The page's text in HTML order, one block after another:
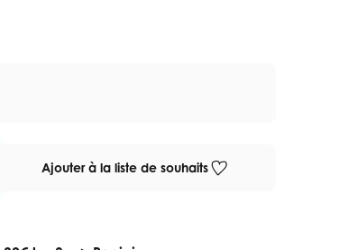
Ajouter à la liste de souhaits